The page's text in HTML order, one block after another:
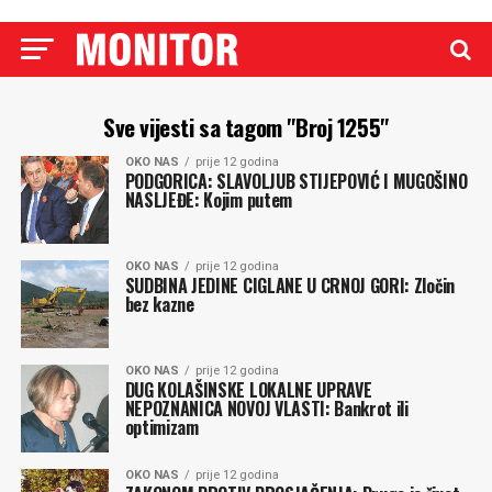
Sve vijesti sa tagom "Broj 1255"
OKO NAS prije 12 godina
PODGORICA: SLAVOLJUB STIJEPOVIĆ I MUGOŠINO
NASLJEĐE: Kojim putem
OKO NAS prije 12 godina
SUDBINA JEDINE CIGLANE U CRNOJ GORI: Zločin
bez kazne
OKO NAS prije 12 godina
DUG KOLAŠINSKE LOKALNE UPRAVE
NEPOZNANICA NOVOJ VLASTI: Bankrot ili
optimizam
OKO NAS prije 12 godina